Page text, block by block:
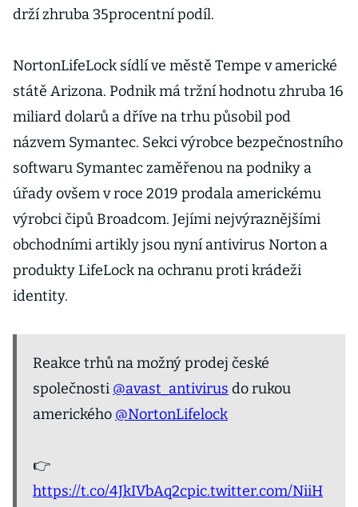
drží zhruba 35procentní podíl.
NortonLifeLock sídlí ve městě Tempe v americké
státě Arizona. Podnik má tržní hodnotu zhruba 16
miliard dolarů a dříve na trhu působil pod
názvem Symantec. Sekci výrobce bezpečnostního
softwaru Symantec zaměřenou na podniky a
úřady ovšem v roce 2019 prodala americkému
výrobci čipů Broadcom. Jejími nejvýraznějšími
obchodními artikly jsou nyní antivirus Norton a
produkty LifeLock na ochranu proti krádeži
identity.
Reakce trhů na možný prodej české
společnosti @avast_antivirus do rukou
amerického @NortonLifelock
👉
https://t.co/4JkIVbAq2cpic.twitter.com/NiiH